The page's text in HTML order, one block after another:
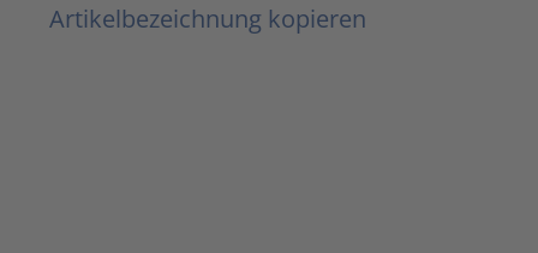
Artikelbezeichnung kopieren